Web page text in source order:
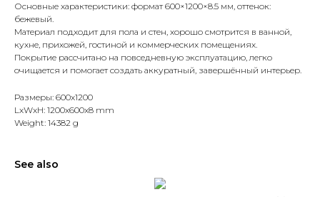
Основные характеристики: формат 600×1200×8.5 мм, оттенок:
бежевый.
Материал подходит для пола и стен, хорошо смотрится в ванной,
кухне, прихожей, гостиной и коммерческих помещениях.
Покрытие рассчитано на повседневную эксплуатацию, легко
очищается и помогает создать аккуратный, завершённый интерьер.
Размеры: 600x1200
LxWxH: 1200x600x8 mm
Weight: 14382 g
See also